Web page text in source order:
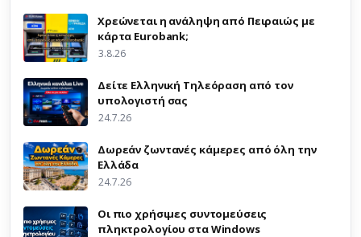
Χρεώνεται η ανάληψη από Πειραιώς με
κάρτα Eurobank;
3.8.26
Δείτε Ελληνική Τηλεόραση από τον
υπολογιστή σας
24.7.26
Δωρεάν ζωντανές κάμερες από όλη την
Ελλάδα
24.7.26
Οι πιο χρήσιμες συντομεύσεις
πληκτρολογίου στα Windows